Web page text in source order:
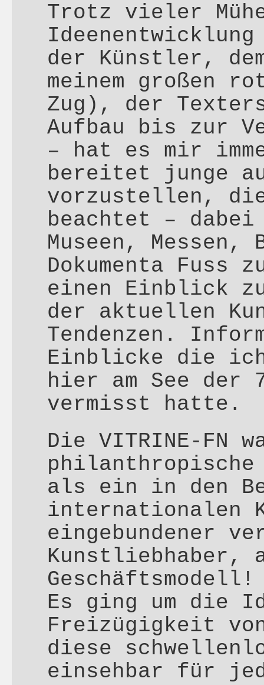
Trotz vieler
Ideenentwicklung
der Künstler,
meinem großen
Zug), der
Aufbau bis zur
– hat es mir
bereitet junge
vorzustellen,
beachtet –
Museen,
Dokumenta Fuss
einen Einblick
der aktuellen
Tendenzen.
Einblicke die
hier am See der
vermisst hatte.
Die VITRINE-FN
als ein in den
internationalen
eingebundener
Kunstliebhaber,
Geschäftsmodell!
Es ging um die
Freizügigkeit
diese
einsehbar für